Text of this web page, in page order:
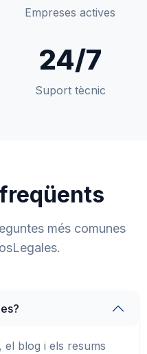
Empreses actives
24/7
Suport tècnic
més comunes
el blog i els resums